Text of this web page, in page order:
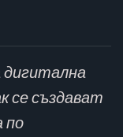
дигитална
се създават
по